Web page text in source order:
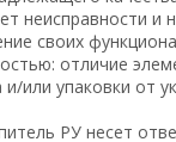
неисправности и
своих
отличие
или упаковки от
РУ несет